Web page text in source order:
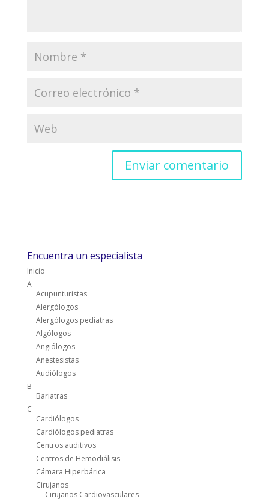
Encuentra un especialista
Inicio
A
Acupunturistas
Alergólogos
Alergólogos pediatras
Algólogos
Angiólogos
Anestesistas
Audiólogos
B
Bariatras
C
Cardiólogos
Cardiólogos pediatras
Centros auditivos
Centros de Hemodiálisis
Cámara Hiperbárica
Cirujanos
Cirujanos Cardiovasculares